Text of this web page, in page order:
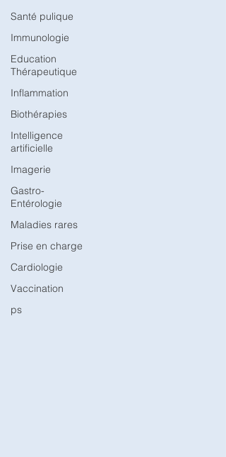
Santé pulique
Immunologie
Education
Thérapeutique
Inflammation
Biothérapies
Intelligence
artificielle
Imagerie
Gastro-
Entérologie
Maladies rares
Prise en charge
Cardiologie
Vaccination
ps